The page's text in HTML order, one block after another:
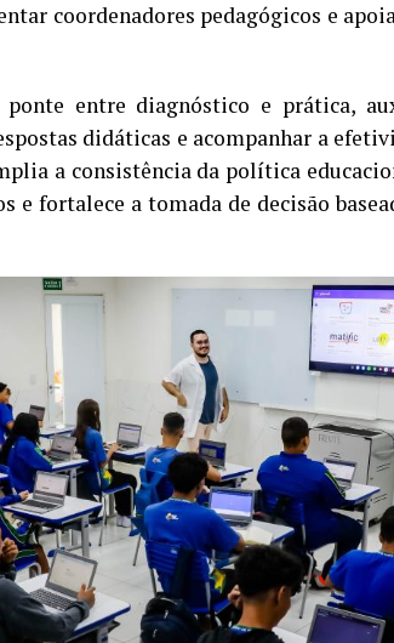
coordenadores pedagógicos e
ponte entre diagnóstico e prática,
didáticas e acompanhar a
a consistência da política
e fortalece a tomada de decisão